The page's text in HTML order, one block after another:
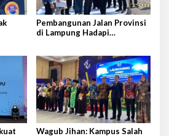
Pembangunan Jalan Provinsi
di Lampung Hadapi
Wagub Jihan: Kampus Salah